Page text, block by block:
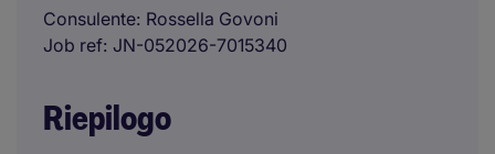
Consulente Rossella Govoni
Job ref JN-052026-7015340
Riepilogo